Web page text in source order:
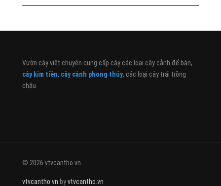
Vườn cây việt chuyên cung cấp cây các loại cây cảnh để bàn,
cây kim tiền, cây cảnh phong thủy, các loại cây trái trồng
chậu
© 2026 vtvcantho.vn. .
vtvcantho.vn byvtvcantho.vn